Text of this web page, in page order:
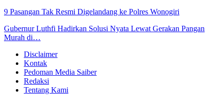
9 Pasangan Tak Resmi Digelandang ke Polres Wonogiri
Gubernur Luthfi Hadirkan Solusi Nyata Lewat Gerakan Pangan
Murah di…
Disclaimer
Kontak
Pedoman Media Saiber
Redaksi
Tentang Kami